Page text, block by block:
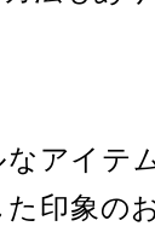
なアイテ
た印象の